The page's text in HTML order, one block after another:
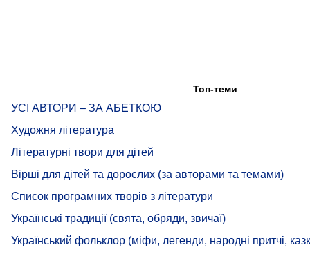
Топ-теми
УСІ АВТОРИ – ЗА АБЕТКОЮ
Художня література
Літературні твори для дітей
Вірші для дітей та дорослих (за авторами та темами)
Список програмних творів з літератури
Українські традиції (свята, обряди, звичаї)
Український фольклор (міфи, легенди, народні притчі,